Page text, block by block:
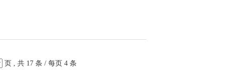
页 , 共 17 条 / 每页 4 条